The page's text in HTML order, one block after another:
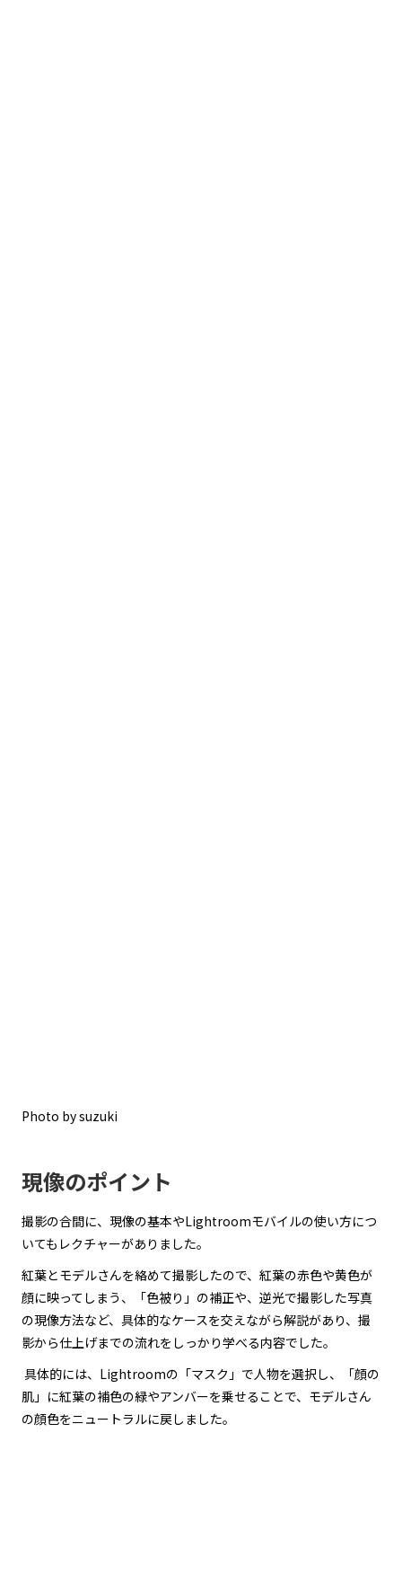
Photo by suzuki
現像のポイント
撮影の合間に、現像の基本やLightroomモバイルの使い方につ
いてもレクチャーがありました。
紅葉とモデルさんを絡めて撮影したので、紅葉の赤色や黄色が
顔に映ってしまう、「色被り」の補正や、逆光で撮影した写真
の現像方法など、具体的なケースを交えながら解説があり、撮
影から仕上げまでの流れをしっかり学べる内容でした。
具体的には、Lightroomの「マスク」で人物を選択し、「顔の
肌」に紅葉の補色の緑やアンバーを乗せることで、モデルさん
の顔色をニュートラルに戻しました。